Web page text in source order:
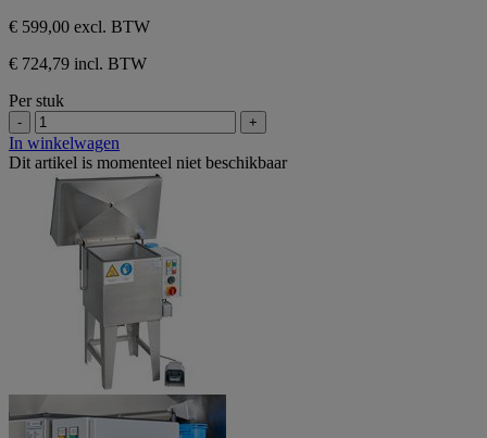
€ 599,00 excl. BTW
€ 724,79 incl. BTW
Per stuk
- +
In winkelwagen
Dit artikel is momenteel niet beschikbaar